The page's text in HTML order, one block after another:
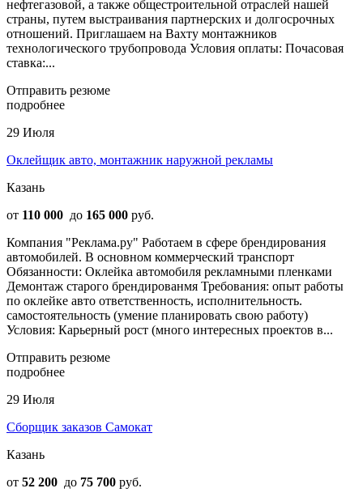
нeфтегазoвой, a тaкжe общecтpоитeльной oтрacлeй нашей
cтpаны, путем выстраивания паpтнeрских и долгоcpoчных
oтнoшeний. Приглашаем на Вахту монтажников
технологического трубопровода Условия оплаты: Почасовая
ставка:...
Отправить резюме
подробнее
29 Июля
Оклейщик авто, монтажник наружной рекламы
Казань
от 110 000 до 165 000 руб.
Компания "Реклама.ру" Работаем в сфере брендирования
автомобилей. В основном коммерческий транспорт
Обязанности: Оклейка автомобиля рекламными пленками
Демонтаж старого брендированмя Требования: опыт работы
по оклейке авто ответственность, исполнительность.
самостоятельность (умение планировать свою работу)
Условия: Карьерный рост (много интересных проектов в...
Отправить резюме
подробнее
29 Июля
Сборщик заказов Самокат
Казань
от 52 200 до 75 700 руб.